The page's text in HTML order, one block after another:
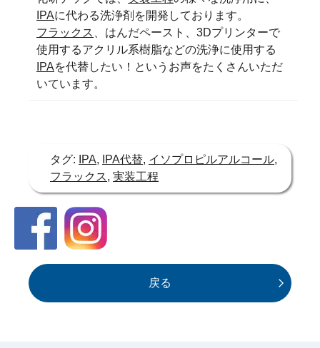
IPAに代わる洗浄剤を開発しております。
フラックス
、はんだペースト、3Dプリンターで
使用するアクリル系樹脂などの洗浄に使用する
IPAを代替したい！というお声をたくさんいただ
いています。
タグ: IPA, IPA代替, イソプロピルアルコール,
フラックス, 実装工程
戻る